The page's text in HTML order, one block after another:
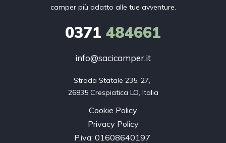
camper più adatto alle tue avventure.
0371 484661
info@sacicamper.it
Strada Statale 235, 27,
26835 Crespiatica LO, Italia
Cookie Policy
Privacy Policy
P.iva: 01608640197